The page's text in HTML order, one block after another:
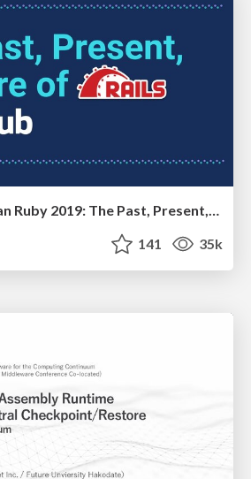
RailsConf & Balkan Ruby 2019: The Past, Present, and Future of Rails at GitHub
141 35k